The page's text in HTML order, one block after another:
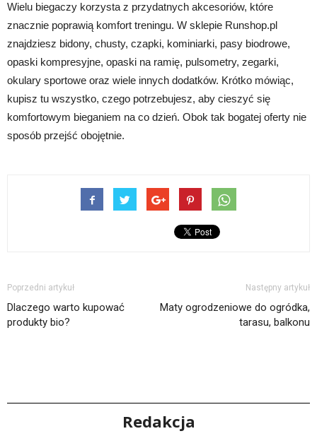
Wielu biegaczy korzysta z przydatnych akcesoriów, które
znacznie poprawią komfort treningu. W sklepie Runshop.pl
znajdziesz bidony, chusty, czapki, kominiarki, pasy biodrowe,
opaski kompresyjne, opaski na ramię, pulsometry, zegarki,
okulary sportowe oraz wiele innych dodatków. Krótko mówiąc,
kupisz tu wszystko, czego potrzebujesz, aby cieszyć się
komfortowym bieganiem na co dzień. Obok tak bogatej oferty nie
sposób przejść obojętnie.
Poprzedni artykuł
Dlaczego warto kupować
produkty bio?
Następny artykuł
Maty ogrodzeniowe do ogródka,
tarasu, balkonu
Redakcja